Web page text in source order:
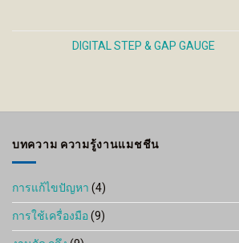
DIGITAL STEP & GAP GAUGE
บทความ ความรู้งานแมชชีน
การแก้ไขปัญหา(4)
การใช้เครื่องมือ(9)